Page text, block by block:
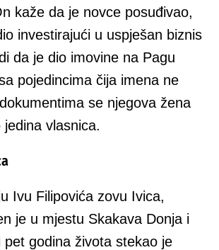
kaže da je novce posuđivao,
investirajući u uspješan biznis
da je dio imovine na Pagu
pojedincima čija imena ne
se njegova žena
vlasnica.
Ivu Filipovića zovu Ivica,
je u mjestu Skakava Donja i
pet godina života stekao je